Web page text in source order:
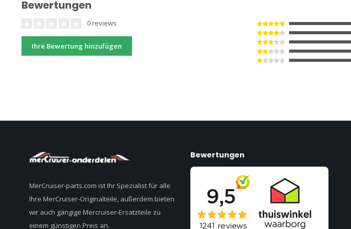
Bewertungen
0 reviews
Ihre Bewertung hinzufügen
MerCruiser-parts.com ist Ihr Spezialist für alle
Ihre MerCruiser-Originalteile, außerdem bieten
wir auch gängige Mercruiser-Ersatzteile zu
einem günstigen Preis an.
Bewertungen